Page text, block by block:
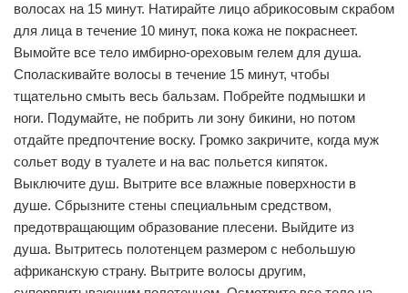
волосах на 15 минут. Натирайте лицо абрикосовым скрабом
для лица в течение 10 минут, пока кожа не покраснеет.
Вымойте все тело имбирно-ореховым гелем для душа.
Споласкивайте волосы в течение 15 минут, чтобы
тщательно смыть весь бальзам. Побрейте подмышки и
ноги. Подумайте, не побрить ли зону бикини, но потом
отдайте предпочтение воску. Громко закричите, когда муж
сольет воду в туалете и на вас польется кипяток.
Выключите душ. Вытрите все влажные поверхности в
душе. Сбрызните стены специальным средством,
предотвращающим образование плесени. Выйдите из
душа. Вытритесь полотенцем размером с небольшую
африканскую страну. Вытрите волосы другим,